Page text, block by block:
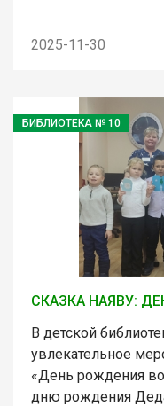
2025-11-30
БИБЛИОТЕКА № 10
СКАЗКА НАЯВУ:
В детской
увлекательное
«День рождения
дню рождения